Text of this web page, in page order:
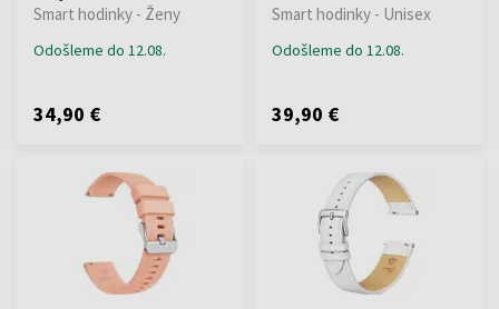
Smart hodinky - Ženy
Odošleme do 12.08.
34,90 €
Smart hodinky - Unisex
Odošleme do 12.08.
39,90 €